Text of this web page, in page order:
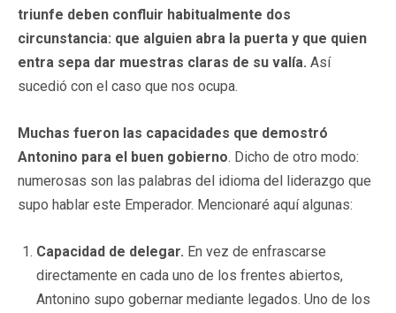
triunfe deben confluir habitualmente dos
circunstancia: que alguien abra la puerta y que quien
entra sepa dar muestras claras de su valía. Así
sucedió con el caso que nos ocupa.
Muchas fueron las capacidades que demostró
Antonino para el buen gobierno. Dicho de otro modo:
numerosas son las palabras del idioma del liderazgo que
supo hablar este Emperador. Mencionaré aquí algunas:
Capacidad de delegar. En vez de enfrascarse
directamente en cada uno de los frentes abiertos,
Antonino supo gobernar mediante legados. Uno de los